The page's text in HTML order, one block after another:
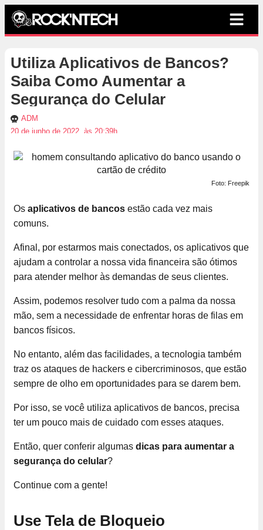
Utiliza Aplicativos de Bancos?
Saiba Como Aumentar a
Segurança do Celular
ADM
20 de junho de 2022, às 20:39h
Foto: Freepik
Os aplicativos de bancos estão cada vez mais
comuns.
Afinal, por estarmos mais conectados, os aplicativos que
ajudam a controlar a nossa vida financeira são ótimos
para atender melhor às demandas de seus clientes.
Assim, podemos resolver tudo com a palma da nossa
mão, sem a necessidade de enfrentar horas de filas em
bancos físicos.
No entanto, além das facilidades, a tecnologia também
traz os ataques de hackers e cibercriminosos, que estão
sempre de olho em oportunidades para se darem bem.
Por isso, se você utiliza aplicativos de bancos, precisa
ter um pouco mais de cuidado com esses ataques.
Então, quer conferir algumas dicas para aumentar a
segurança do celular?
Continue com a gente!
Use Tela de Bloqueio